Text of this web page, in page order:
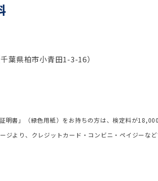
葉県柏市小青田1-3-16）
明書」（緑色用紙）をお持ちの方は、検定料が
ジより、クレジットカード・コンビニ・ペイジーなど